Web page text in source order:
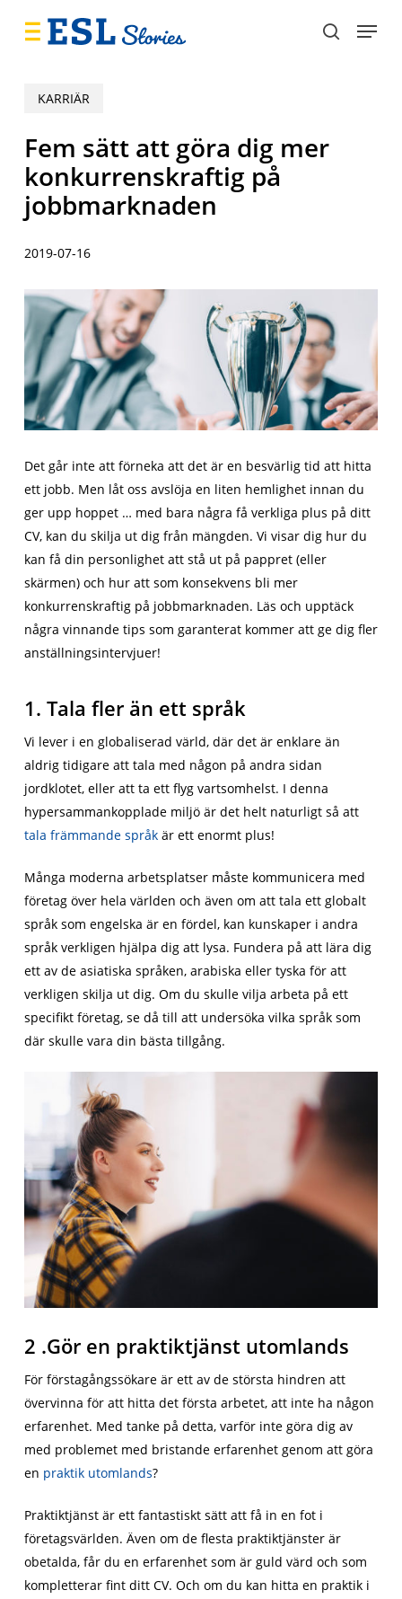
search
Menu
KARRIÄR
Fem sätt att göra dig mer
konkurrenskraftig på
jobbmarknaden
2019-07-16
Det går inte att förneka att det är en besvärlig tid att hitta
ett jobb. Men låt oss avslöja en liten hemlighet innan du
ger upp hoppet … med bara några få verkliga plus på ditt
CV, kan du skilja ut dig från mängden. Vi visar dig hur du
kan få din personlighet att stå ut på pappret (eller
skärmen) och hur att som konsekvens bli mer
konkurrenskraftig på jobbmarknaden. Läs och upptäck
några vinnande tips som garanterat kommer att ge dig fler
anställningsintervjuer!
1. Tala fler än ett språk
Vi lever i en globaliserad värld, där det är enklare än
aldrig tidigare att tala med någon på andra sidan
jordklotet, eller att ta ett flyg vartsomhelst. I denna
hypersammankopplade miljö är det helt naturligt så att
tala främmande språkär ett enormt plus!
Många moderna arbetsplatser måste kommunicera med
företag över hela världen och även om att tala ett globalt
språk som engelska är en fördel, kan kunskaper i andra
språk verkligen hjälpa dig att lysa. Fundera på att lära dig
ett av de asiatiska språken, arabiska eller tyska för att
verkligen skilja ut dig. Om du skulle vilja arbeta på ett
specifikt företag, se då till att undersöka vilka språk som
där skulle vara din bästa tillgång.
2 .Gör en praktiktjänst utomlands
För förstagångssökare är ett av de största hindren att
övervinna för att hitta det första arbetet, att inte ha någon
erfarenhet. Med tanke på detta, varför inte göra dig av
med problemet med bristande erfarenhet genom att göra
en praktik utomlands?
Praktiktjänst är ett fantastiskt sätt att få in en fot i
företagsvärlden. Även om de flesta praktiktjänster är
obetalda, får du en erfarenhet som är guld värd och som
kompletterar fint ditt CV. Och om du kan hitta en praktik i